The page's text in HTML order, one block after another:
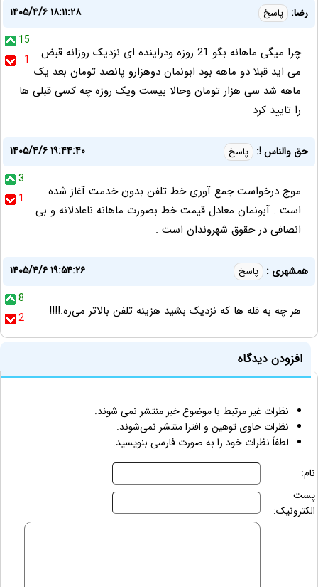
رضا: پاسخ
۱۴۰۵/۴/۶ ۱۸:۱۱:۲۸
15
1
چرا میگی ماهانه بگو 21 روزه ودراینده ای نزدیک روزانه قبض
می اید قبلا دو ماهه بود ابونمان دوهزارو پانصد تومان بعد یک
ماهه شد سی هزار تومان وحالا بیست ویک روزه چه کسی قبلی ها
را تایید کرد
حق والناس !: پاسخ
۱۴۰۵/۴/۶ ۱۹:۴۴:۴۰
3
1
موج درخواست جمع آوری خط تلفن بدون خدمت آغاز شده
است . آبونمان معادل قیمت خط بصورت ماهانه ناعادلانه و بی
انصافی در حقوق شهروندان است .
همشهری : پاسخ
۱۴۰۵/۴/۶ ۱۹:۵۴:۲۶
8
2
هر چه به قله ها که نزدیک بشید هزینه تلفن بالاتر می‌ره.!!!!
افزودن دیدگاه
نظرات غیر مرتبط با موضوع خبر منتشر نمی شوند.
نظرات حاوی توهین و افترا منتشر نمی‌شوند.
لطفاً نظرات خود را به صورت فارسی بنویسید.
نام:
پست
الکترونیک: